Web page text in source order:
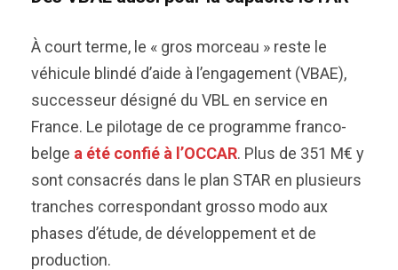
À court terme, le « gros morceau » reste le
véhicule blindé d’aide à l’engagement (VBAE),
successeur désigné du VBL en service en
France. Le pilotage de ce programme franco-
belge a été confié à l’OCCAR. Plus de 351 M€ y
sont consacrés dans le plan STAR en plusieurs
tranches correspondant grosso modo aux
phases d’étude, de développement et de
production.